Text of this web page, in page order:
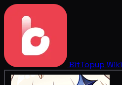
BitTopup Wiki